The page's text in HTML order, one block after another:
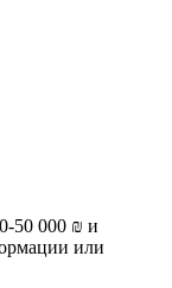
50 000 ₪ и
или